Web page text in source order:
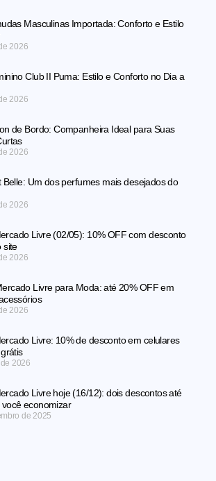
Masculinas Importada: Conforto e Estilo
2026
Club II Puma: Estilo e Conforto no Dia a
2026
de Bordo: Companheira Ideal para Suas
2026
Belle: Um dos perfumes mais desejados do
2026
Livre (02/05): 10% OFF com desconto
site
2026
Livre para Moda: até 20% OFF em
2026
Livre: 10% de desconto em celulares
2026
Livre hoje (16/12): dois descontos até
economizar
de 2025